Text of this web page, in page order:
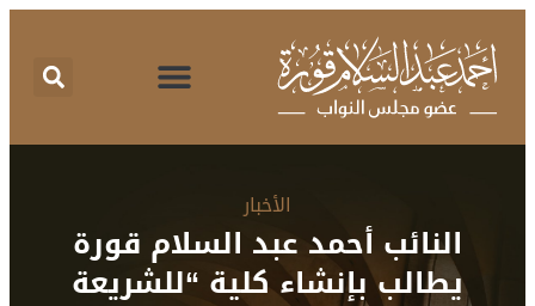
الأخبار
النائب أحمد عبد السلام قورة
يطالب بإنشاء كلية “للشريعة